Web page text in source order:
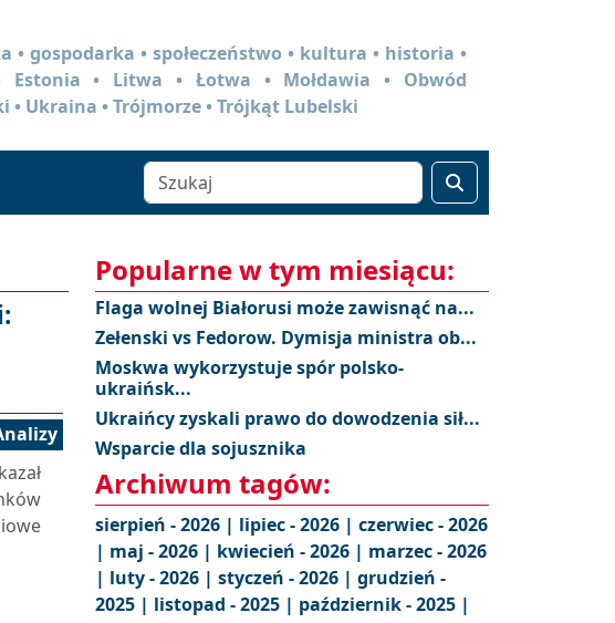
• gospodarka • społeczeństwo • kultura • historia •
Estonia • Litwa • Łotwa • Mołdawia • Obwód
• Ukraina • Trójmorze • Trójkąt Lubelski
Popularne w tym miesiącu:
Flaga wolnej Białorusi może zawisnąć na...
Zełenski vs Fedorow. Dymisja ministra ob...
Moskwa wykorzystuje spór polsko-
ukraińsk...
Ukraińcy zyskali prawo do dowodzenia sił...
Wsparcie dla sojusznika
Archiwum tagów:
sierpień - 2026 | lipiec - 2026 | czerwiec - 2026
| maj - 2026 | kwiecień - 2026 | marzec - 2026
| luty - 2026 | styczeń - 2026 | grudzień -
2025 | listopad - 2025 | październik - 2025 |